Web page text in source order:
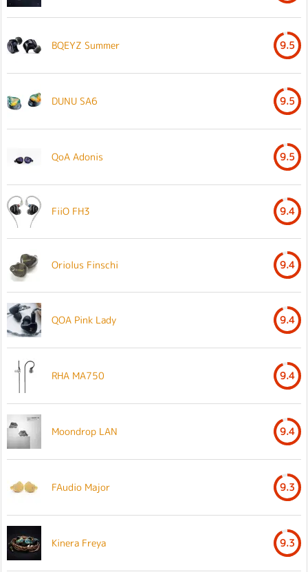
BQEYZ Summer 9.5
DUNU SA6 9.5
QoA Adonis 9.5
FiiO FH3 9.4
Oriolus Finschi 9.4
QOA Pink Lady 9.4
RHA MA750 9.4
Moondrop LAN 9.4
FAudio Major 9.3
Kinera Freya 9.3